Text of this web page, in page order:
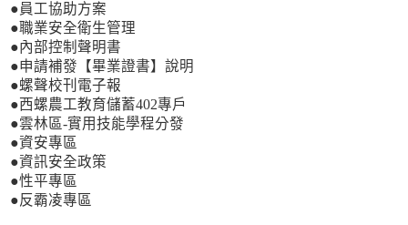
●員工協助方案
●職業安全衛生管理
●內部控制聲明書
●申請補發【畢業證書】說明
●螺聲校刊電子報
●西螺農工教育儲蓄402專戶
●雲林區-實用技能學程分發
●資安專區
●資訊安全政策
●性平專區
●反霸凌專區